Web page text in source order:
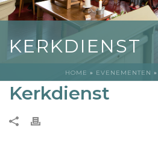
KERKDIENST
HOME » EVENEMENTEN »
Kerkdienst